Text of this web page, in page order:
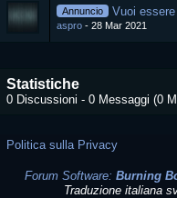
Annuncio Vuoi
aspro 28 Mar 2021
Statistiche
0 Discussioni - 0 Messaggi (0
Politica sulla Privacy
Forum Software: Burning
Traduzione italiana